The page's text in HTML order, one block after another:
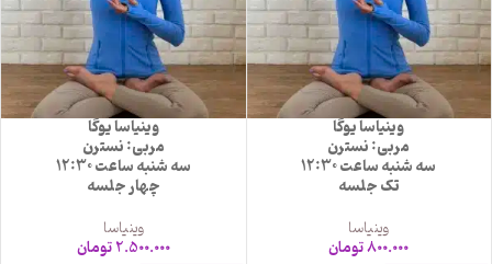
وینیاسا یوگا
مربی: نسترن
سه شنبه ساعت 12:30
تک جلسه
وینیاسا
800.000تومان
وینیاسا یوگا
مربی: نسترن
سه شنبه ساعت 12:30
چهار جلسه
وینیاسا
2.500.000تومان